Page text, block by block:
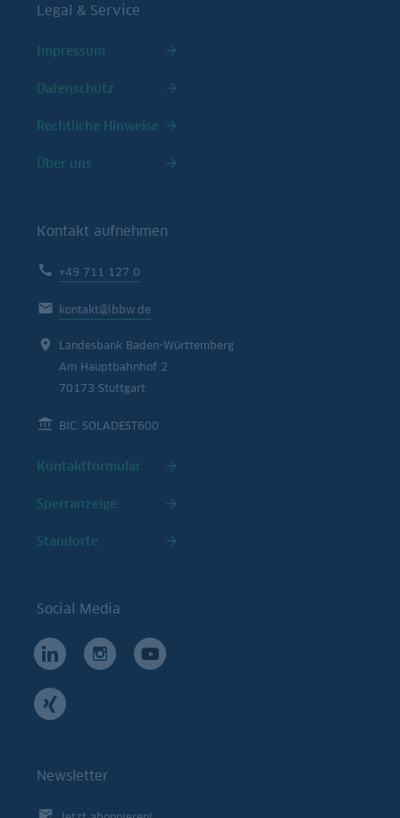
Legal & Service
Impressum
Datenschutz
Rechtliche Hinweise
Über uns
Kontakt aufnehmen
+49 711 127 0
kontakt@lbbw.de
Landesbank Baden-Württemberg
Am Hauptbahnhof 2
70173 Stuttgart
BIC: SOLADEST600
Kontaktformular
Sperranzeige
Standorte
Social Media
Newsletter